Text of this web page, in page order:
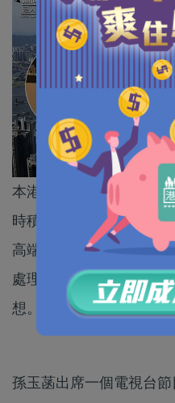
本港近年面對人才流失
時積極「搶人才」，勞
高端人才通行證計劃已
處理當中7成半，其中超
想。
孫玉菡出席一個電視台